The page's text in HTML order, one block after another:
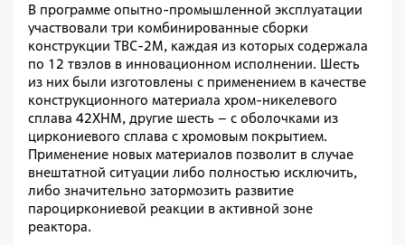
В программе опытно-промышленной эксплуатации
участвовали три комбинированные сборки
конструкции ТВС-2М, каждая из которых содержала
по 12 твэлов в инновационном исполнении. Шесть
из них были изготовлены с применением в качестве
конструкционного материала хром-никелевого
сплава 42ХНМ, другие шесть – с оболочками из
циркониевого сплава с хромовым покрытием.
Применение новых материалов позволит в случае
внештатной ситуации либо полностью исключить,
либо значительно затормозить развитие
пароциркониевой реакции в активной зоне
реактора.